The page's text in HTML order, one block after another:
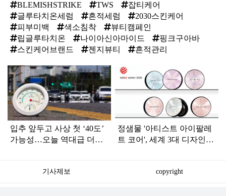
BLEMISHSTRIKE
TWS
잡티케어
글루타치온세럼
흔적세럼
2030스킨케어
피부미백
색소침착
뷰티캠페인
립글루타치온
나이아신아마이드
핑크구아바
스킨케어브랜드
젠지뷰티 흔적관리
탑
라
인
입추 앞두고 사상 첫 ‘40도’
가능성…오늘 역대급 더위
정샘물 '아티스트 아이팔레
트 코어', 세계 3대 디자인상
기사제보 copyright